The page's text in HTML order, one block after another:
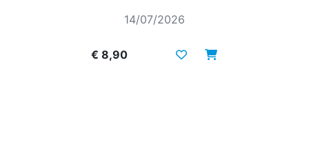
14/07/2026
€ 8,90